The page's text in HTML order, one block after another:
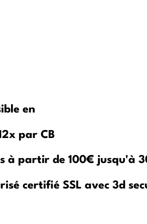
en
par CB
à partir de 100€ jusqu'à
certifié SSL avec 3d